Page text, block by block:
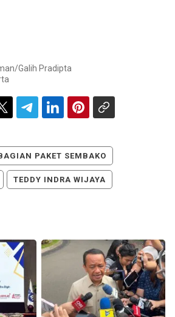
Galih Pradipta
PAKET SEMBAKO
TEDDY INDRA WIJAYA